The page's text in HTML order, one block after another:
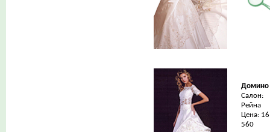
Домино
Салон:
Рейна
Цена: 16
560